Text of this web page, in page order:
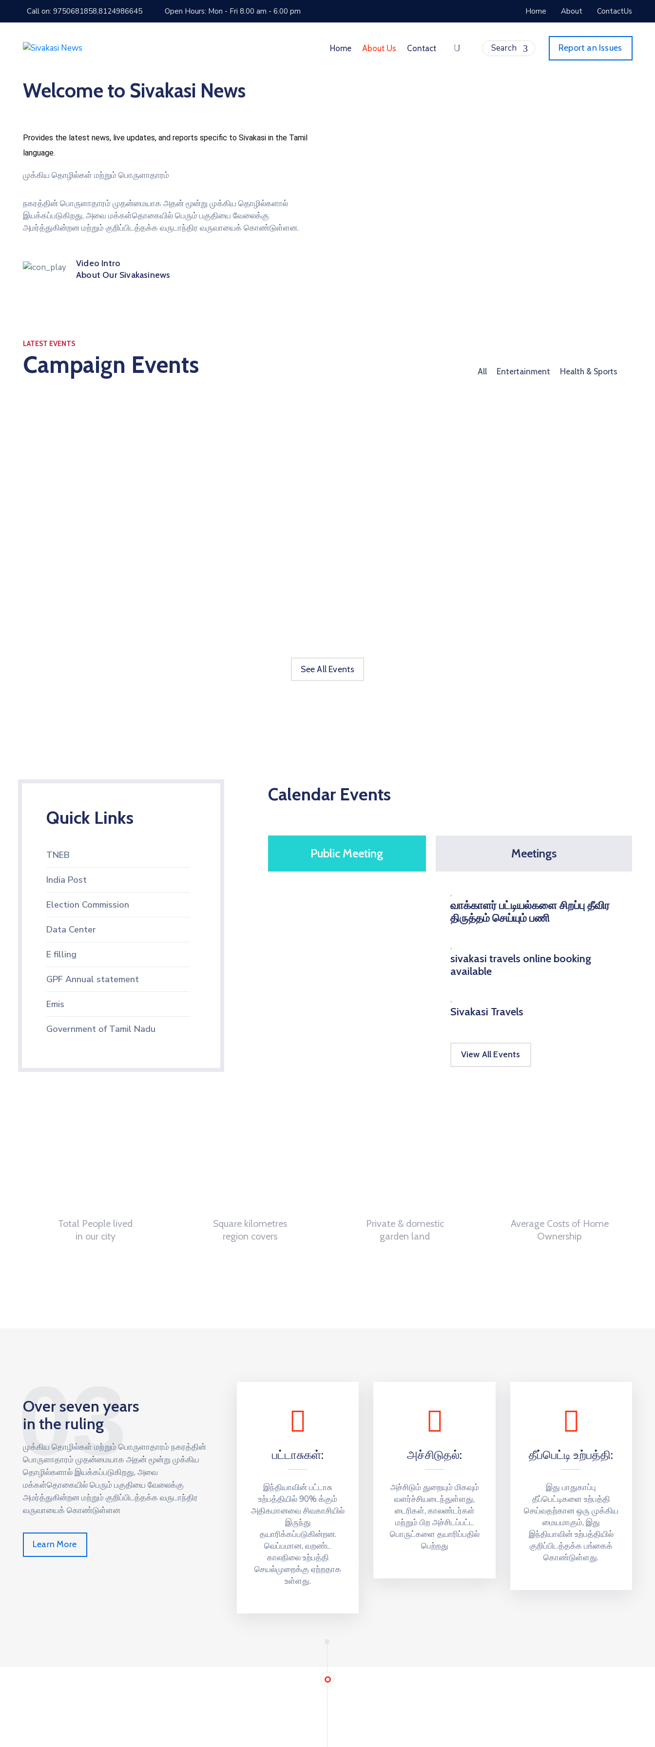
Call on: 9750681858,8124986645 Open Hours: Mon - Fri 8.00 am - 6.00 pm Home About ContactUs
Home About Us Contact Search Report an Issues
Welcome to Sivakasi News
Provides the latest news, live updates, and reports specific to Sivakasi in the Tamil
language.
முக்கிய தொழில்கள் மற்றும் பொருளாதாரம்
நகரத்தின் பொருளாதாரம் முதன்மையாக அதன் மூன்று முக்கிய தொழில்களால்
இயக்கப்படுகிறது, அவை மக்கள்தொகையில் பெரும் பகுதியை வேலைக்கு
அமர்த்துகின்றன மற்றும் குறிப்பிடத்தக்க வருடாந்திர வருவாயைக் கொண்டுள்ளன.
Video Intro
About Our Sivakasinews
LATEST EVENTS
Campaign Events All Entertainment Health & Sports
See All Events
Quick Links
TNEB
India Post
Election Commission
Data Center
E filling
GPF Annual statement
Emis
Government of Tamil Nadu
Calendar Events
Public Meeting Meetings
,
வாக்காளர் பட்டியல்களை சிறப்பு தீவிர
திருத்தம் செய்யும் பணி
,
sivakasi travels online booking
available
,
Sivakasi Travels
View All Events
Total People lived
in our city
Square kilometres
region covers
Private & domestic
garden land
Average Costs of Home
Ownership
Over seven years
in the ruling
முக்கிய தொழில்கள் மற்றும் பொருளாதாரம் நகரத்தின்
பொருளாதாரம் முதன்மையாக அதன் மூன்று முக்கிய
தொழில்களால் இயக்கப்படுகிறது, அவை
மக்கள்தொகையில் பெரும் பகுதியை வேலைக்கு
அமர்த்துகின்றன மற்றும் குறிப்பிடத்தக்க வருடாந்திர
வருவாயைக் கொண்டுள்ளன
Learn More
03 பட்டாசுகள்:
இந்தியாவின் பட்டாசு
உற்பத்தியில் 90% க்கும்
அதிகமானவை சிவகாசியில்
இருந்து
தயாரிக்கப்படுகின்றன.
வெப்பமான, வறண்ட
காலநிலை உற்பத்தி
செயல்முறைக்கு ஏற்றதாக
உள்ளது.
அச்சிடுதல்:
அச்சிடும் துறையும் மிகவும்
வளர்ச்சியடைந்துள்ளது,
டைரிகள், காலண்டர்கள்
மற்றும் பிற அச்சிடப்பட்ட
பொருட்களை தயாரிப்பதில்
பெற்றது
தீப்பெட்டி உற்பத்தி:
இது பாதுகாப்பு
தீப்பெட்டிகளை உற்பத்தி
செய்வதற்கான ஒரு முக்கிய
மையமாகும், இது
இந்தியாவின் உற்பத்தியில்
குறிப்பிடத்தக்க பங்கைக்
கொண்டுள்ளது.